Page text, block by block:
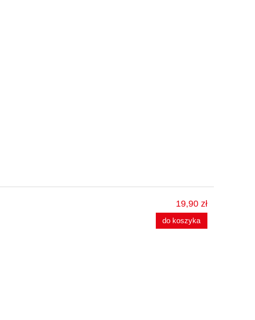
19,90 zł
do koszyka